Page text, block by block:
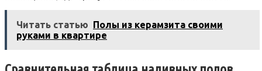
Читать статью Полы из керамзита своими
руками в квартире